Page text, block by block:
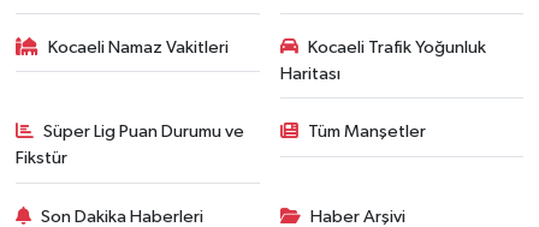
Kocaeli Namaz Vakitleri
Kocaeli Trafik Yoğunluk
Haritası
Süper Lig Puan Durumu ve
Fikstür
Tüm Manşetler
Son Dakika Haberleri Haber Arşivi